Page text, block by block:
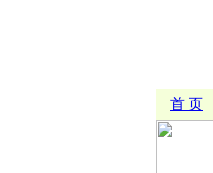
首 页